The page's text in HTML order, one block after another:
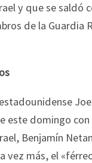
y que se saldó
de la Guardia
este domingo con
Benjamín
vez más, el